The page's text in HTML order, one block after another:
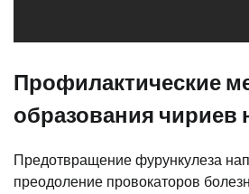
Профилактические
образования чириев
Предотвращение фурункулеза
преодоление провокаторов